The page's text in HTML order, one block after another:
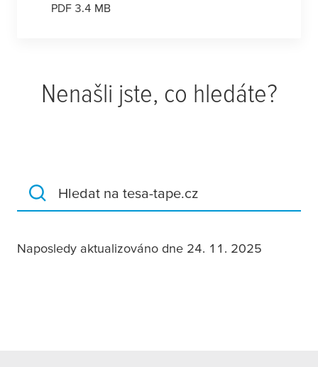
PDF 3.4 MB
Nenašli jste, co hledáte?
Hledat na tesa-tape.cz
Naposledy aktualizováno dne 24. 11. 2025